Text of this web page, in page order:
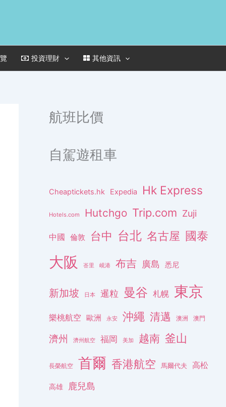
投資理財 其他資訊
航班比價
自駕遊租車
Cheaptickets.hk Expedia Hk Express
Hotels.com Hutchgo Trip.com Zuji
中國 倫敦 台中 台北 名古屋 國泰
大阪 峇里 峴港 布吉 廣島 悉尼
新加坡 日本 暹粒 曼谷 札幌 東京
樂桃航空 歐洲 永安 沖繩 清邁 澳洲 澳門
濟州 濟州航空 福岡 美加 越南 釜山
長榮航空 首爾 香港航空 馬爾代夫 高松
高雄 鹿兒島